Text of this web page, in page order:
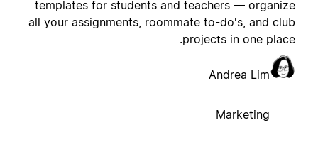
templates for students and teachers —
all your assignments, roommate to-do's, and
projects in one
Andrea Lim
Marketing